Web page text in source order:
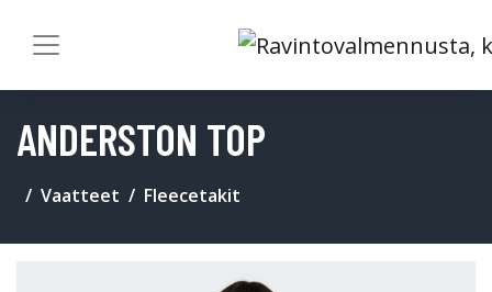
ANDERSTON TOP
Vaatteet Fleecetakit